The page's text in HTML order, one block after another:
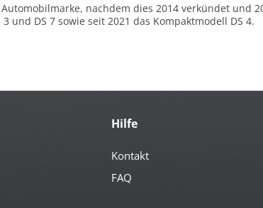
nachdem dies 2014 verkündet und
und DS 7 sowie seit 2021 das Kompaktmodell DS 4.
Hilfe
Kontakt
FAQ